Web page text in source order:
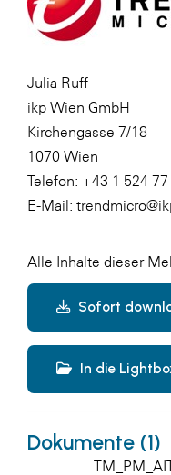
Julia Ruff
ikp Wien GmbH
Kirchengasse 7/18
1070 Wien
Telefon: +43 1 524
E-Mail:
Alle Inhalte dieser
Sofort
In die
Dokumente (1)